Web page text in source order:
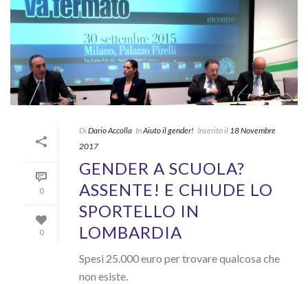
0
0
DiDario Accolla InAiuto il gender! Inserito il 18 Novembre
2017
GENDER A SCUOLA?
ASSENTE! E CHIUDE LO
SPORTELLO IN
LOMBARDIA
Spesi 25.000 euro per trovare qualcosa che
non esiste.